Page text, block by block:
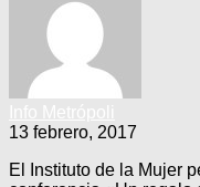
13 febrero, 2017
El Instituto de la Mujer